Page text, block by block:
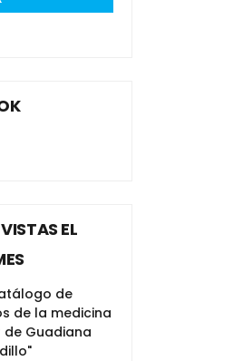
EL
de
de la medicina
Guadiana